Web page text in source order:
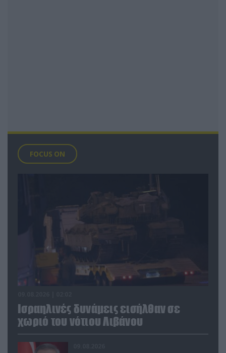
FOCUS ON
Ισραηλινές δυνάμεις εισήλθαν σε
χωριό του νότιου Λιβάνου